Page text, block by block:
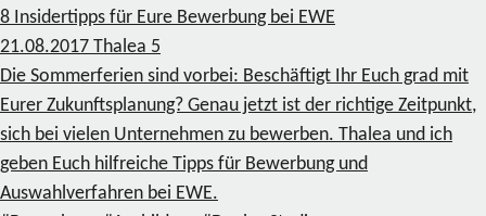
8 Insidertipps für Eure Bewerbung bei EWE
21.08.2017 Thalea 5
Die Sommerferien sind vorbei: Beschäftigt Ihr Euch grad mit
Eurer Zukunftsplanung? Genau jetzt ist der richtige Zeitpunkt,
sich bei vielen Unternehmen zu bewerben. Thalea und ich
geben Euch hilfreiche Tipps für Bewerbung und
Auswahlverfahren bei EWE.